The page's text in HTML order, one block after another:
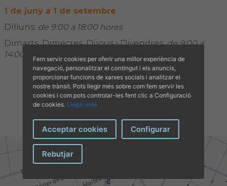
1 de juny a 1 de setembre
Dilluns: de 9:00 a 18:00 hores
Dimarts, Dimecres, Dijous i Divendres:de 9:00 a
14:00 horesFem servir cookies per oferir una millor experiència de
navegació, personalitzar el contingut i els anuncis,
proporcionar funcions de xarxes socials i analitzar el
nostre trànsit. Pots llegir més sobre com fem servir les
cookies i com pots controlar-les fent clic a Configuració
de cookies. Llegir més
Acceptar cookies Configurar
Rebutjar